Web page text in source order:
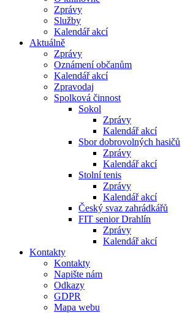
Zprávy
Služby
Kalendář akcí
Aktuálně
Zprávy
Oznámení občanům
Kalendář akcí
Zpravodaj
Spolková činnost
Sokol
Zprávy
Kalendář akcí
Sbor dobrovolných hasičů
Zprávy
Kalendář akcí
Stolní tenis
Zprávy
Kalendář akcí
Český svaz zahrádkářů
FIT senior Drahlín
Zprávy
Kalendář akcí
Kontakty
Kontakty
Napište nám
Odkazy
GDPR
Mapa webu